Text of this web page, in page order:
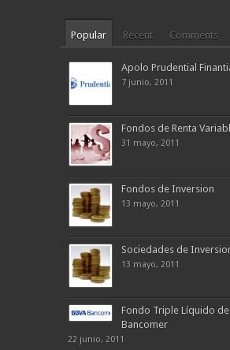
Popular Recent Comments
Apolo Prudential
7 junio, 2011
Fondos de Renta
31 mayo, 2011
Fondos de Inversion
13 mayo, 2011
Sociedades de
13 mayo, 2011
Fondo Triple Líquido de
Bancomer
22 junio, 2011